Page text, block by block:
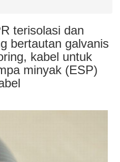
terisolasi dan
bertautan galvanis
kabel untuk
minyak (ESP)